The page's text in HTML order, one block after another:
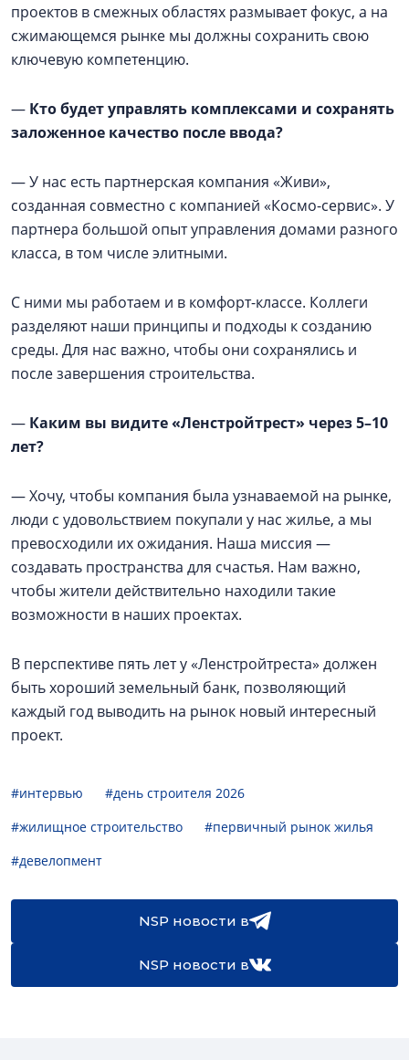
проектов в смежных областях размывает фокус, а на
сжимающемся рынке мы должны сохранить свою
ключевую компетенцию.
— Кто будет управлять комплексами и сохранять
заложенное качество после ввода?
— У нас есть партнерская компания «Живи»,
созданная совместно с компанией «Космо-сервис». У
партнера большой опыт управления домами разного
класса, в том числе элитными.
С ними мы работаем и в комфорт-классе. Коллеги
разделяют наши принципы и подходы к созданию
среды. Для нас важно, чтобы они сохранялись и
после завершения строительства.
— Каким вы видите «Ленстройтрест» через 5–10
лет?
— Хочу, чтобы компания была узнаваемой на рынке,
люди с удовольствием покупали у нас жилье, а мы
превосходили их ожидания. Наша миссия —
создавать пространства для счастья. Нам важно,
чтобы жители действительно находили такие
возможности в наших проектах.
В перспективе пять лет у «Ленстройтреста» должен
быть хороший земельный банк, позволяющий
каждый год выводить на рынок новый интересный
проект.
#интервью
#день строителя 2026
#жилищное строительство
#первичный рынок жилья
#девелопмент
NSP новости в
NSP новости в